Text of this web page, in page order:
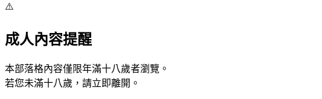
⚠️
成人內容提醒
本部落格內容僅限年滿十八歲者瀏覽。
若您未滿十八歲，請立即離開。